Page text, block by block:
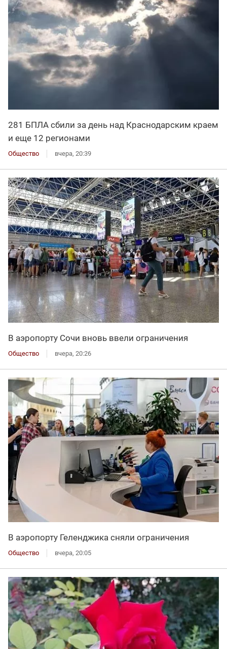
281 БПЛА сбили за день над Краснодарским краем
и еще 12 регионами
Общество вчера, 20:39
В аэропорту Сочи вновь ввели ограничения
Общество вчера, 20:26
В аэропорту Геленджика сняли ограничения
Общество вчера, 20:05